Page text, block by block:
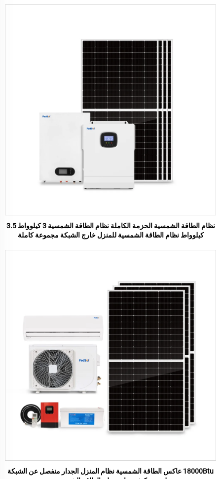
نظام الطاقة الشمسية الحزمة الكاملة نظام الطاقة الشمسية 3 كيلوواط 3.5
كيلوواط نظام الطاقة الشمسية للمنزل خارج الشبكة مجموعة كاملة
18000Btu عاكس الطاقة الشمسية نظام المنزل الجدار منفصل عن الشبكة